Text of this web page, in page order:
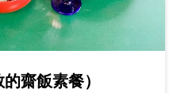
齋飯素餐）